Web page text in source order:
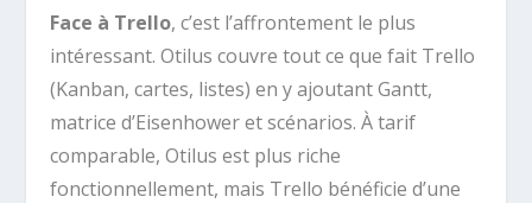
Face à Trello, c’est l’affrontement le plus
intéressant. Otilus couvre tout ce que fait Trello
(Kanban, cartes, listes) en y ajoutant Gantt,
matrice d’Eisenhower et scénarios. À tarif
comparable, Otilus est plus riche
fonctionnellement, mais Trello bénéficie d’une